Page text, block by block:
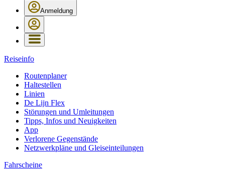
Anmeldung
Reiseinfo
Routenplaner
Haltestellen
Linien
De Lijn Flex
Störungen und Umleitungen
Tipps, Infos und Neuigkeiten
App
Verlorene Gegenstände
Netzwerkpläne und Gleiseinteilungen
Fahrscheine